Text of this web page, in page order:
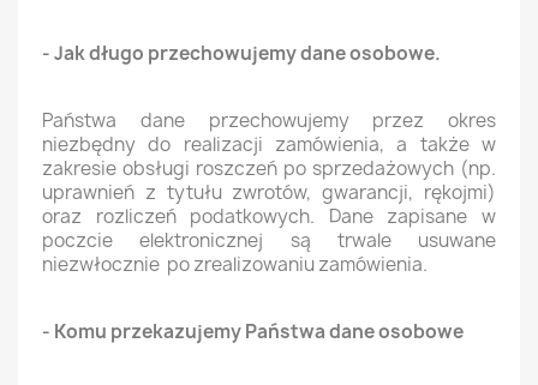
- Jak długo przechowujemy dane osobowe.
Państwa dane przechowujemy przez okres
niezbędny do realizacji zamówienia, a także w
zakresie obsługi roszczeń po sprzedażowych (np.
uprawnień z tytułu zwrotów, gwarancji, rękojmi)
oraz rozliczeń podatkowych. Dane zapisane w
poczcie elektronicznej są trwale usuwane
niezwłocznie po zrealizowaniu zamówienia.
- Komu przekazujemy Państwa dane osobowe